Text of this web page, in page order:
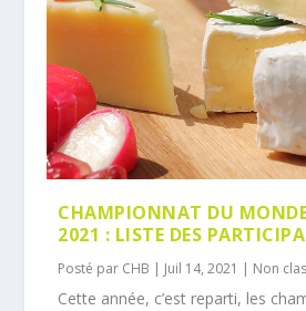
CHAMPIONNAT DU
2021 : LISTE DES
Posté par CHB | Juil 14, 2021 | Non
Cette année, c’est reparti, les